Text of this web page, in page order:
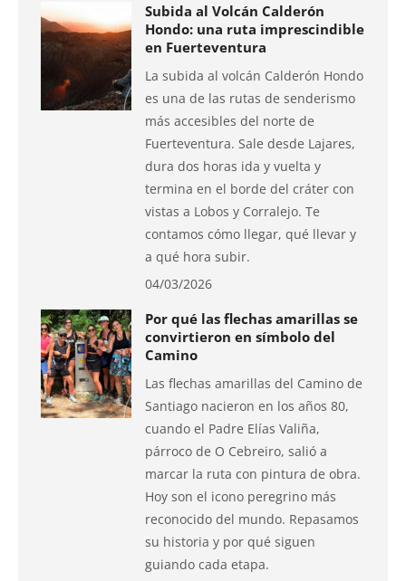
Subida al Volcán Calderón
Hondo: una ruta imprescindible
en Fuerteventura
La subida al volcán Calderón Hondo
es una de las rutas de senderismo
más accesibles del norte de
Fuerteventura. Sale desde Lajares,
dura dos horas ida y vuelta y
termina en el borde del cráter con
vistas a Lobos y Corralejo. Te
contamos cómo llegar, qué llevar y
a qué hora subir.
04/03/2026
Por qué las flechas amarillas se
convirtieron en símbolo del
Camino
Las flechas amarillas del Camino de
Santiago nacieron en los años 80,
cuando el Padre Elías Valiña,
párroco de O Cebreiro, salió a
marcar la ruta con pintura de obra.
Hoy son el icono peregrino más
reconocido del mundo. Repasamos
su historia y por qué siguen
guiando cada etapa.